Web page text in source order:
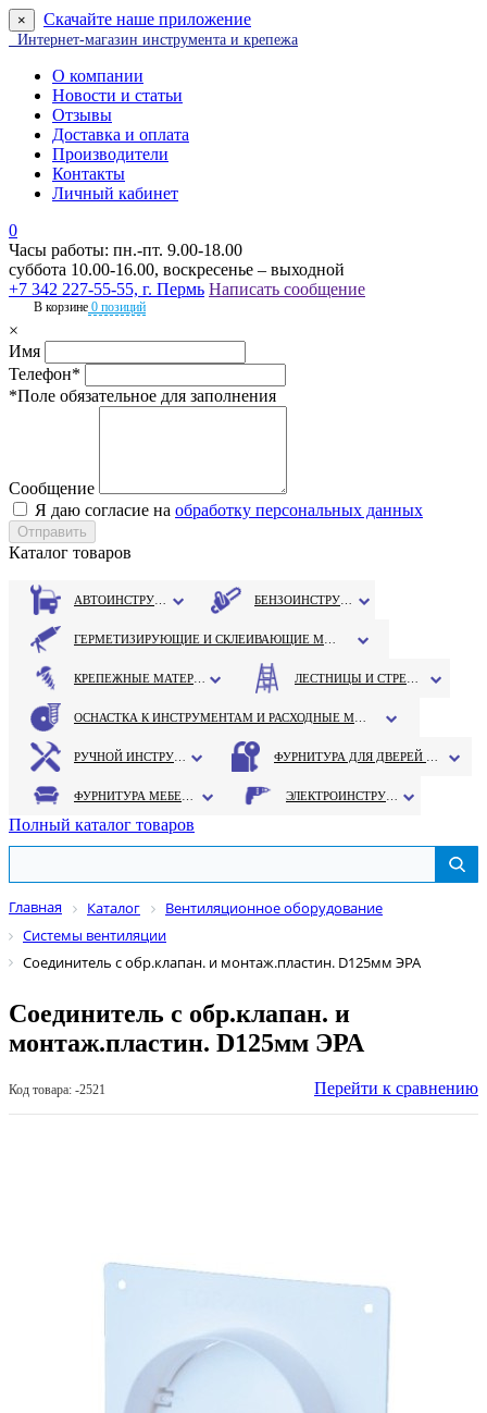
× Скачайте наше приложение
Интернет-магазин инструмента и крепежа
О компании
Новости и статьи
Отзывы
Доставка и оплата
Производители
Контакты
Личный кабинет
0
Часы работы: пн.-пт. 9.00-18.00
суббота 10.00-16.00, воскресенье – выходной
+7 342 227-55-55, г. Пермь Написать сообщение
В корзине 0 позиций
×
Имя
Телефон*
*Поле обязательное для заполнения
Сообщение
Я даю согласие на обработку персональных данных
Каталог товаров
Полный каталог товаров
Главная Каталог
Вентиляционное оборудование
Системы вентиляции
Соединитель с обр.клапан. и монтаж.пластин. D125мм ЭРА
Соединитель с обр.клапан. и
монтаж.пластин. D125мм ЭРА
Код товара: -2521 Перейти к сравнению